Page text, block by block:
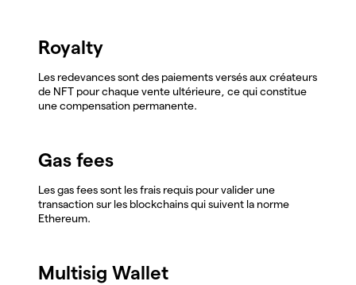
Royalty
Les redevances sont des paiements versés aux créateurs
de NFT pour chaque vente ultérieure, ce qui constitue
une compensation permanente.
Gas fees
Les gas fees sont les frais requis pour valider une
transaction sur les blockchains qui suivent la norme
Ethereum.
Multisig Wallet